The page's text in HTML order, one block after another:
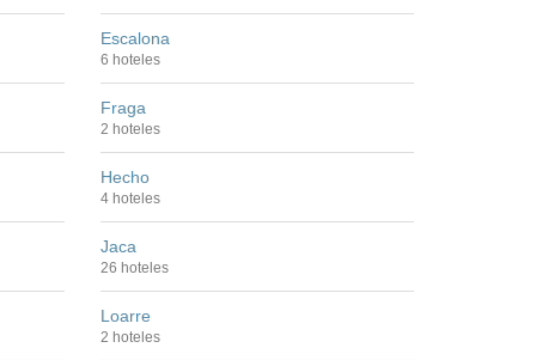
Escalona
6 hoteles
Fraga
2 hoteles
Hecho
4 hoteles
Jaca
26 hoteles
Loarre
2 hoteles